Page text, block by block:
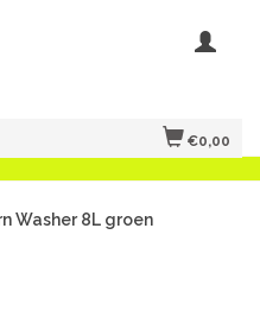
€0,00
Washer 8L groen